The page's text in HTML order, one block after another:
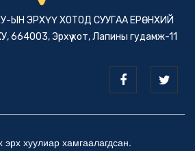
ЫН ЭРХҮҮ ХОТОД СУУГАА ЕРӨНХИЙ
664003, Эрхүү хот, Лапины гудамж-11
хуулиар хамгаалагдсан.